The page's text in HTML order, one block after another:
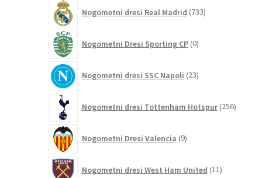
Nogometni dresi Real Madrid 733izdelkov
Nogometni Dresi Sporting CP 0izdelkov
Nogometni dresi SSC Napoli 23izdelkov
Nogometni dresi Tottenham Hotspur 256
Nogometni Dresi Valencia 9izdelkov
Nogometni dresi West Ham United 11izdelkov